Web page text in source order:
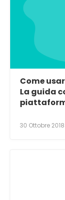
Come
La guida
30 Ottobre 2018